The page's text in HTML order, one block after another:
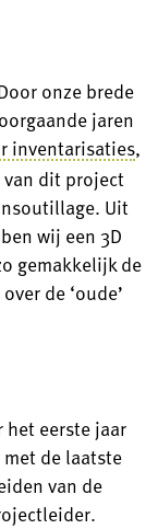
onze brede
jaren
inventarisaties,
dit project
Uit
wij een 3D
gemakkelijk de
de ‘oude’
het eerste jaar
de laatste
van de